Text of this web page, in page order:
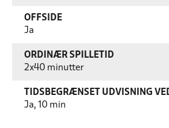
OFFSIDE
Ja
ORDINÆR SPILLETID
2x40 minutter
TIDSBEGRÆNSET UDVISNING
Ja, 10 min